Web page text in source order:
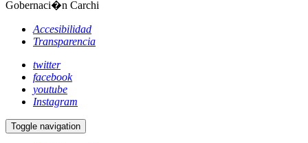
Gobernaci�n Carchi
Accesibilidad
Transparencia
twitter
facebook
youtube
Instagram
Toggle navigation